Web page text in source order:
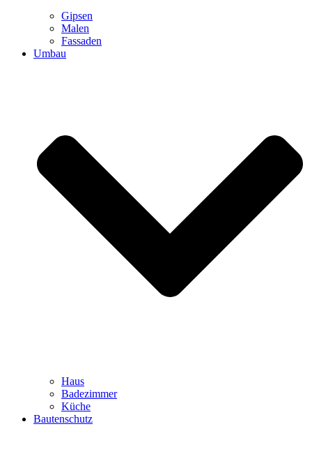
Gipsen
Malen
Fassaden
Umbau
Haus
Badezimmer
Küche
Bautenschutz